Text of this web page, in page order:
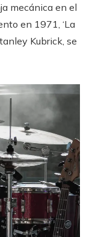
mecánica en el
en 1971, ‘La
Kubrick, se